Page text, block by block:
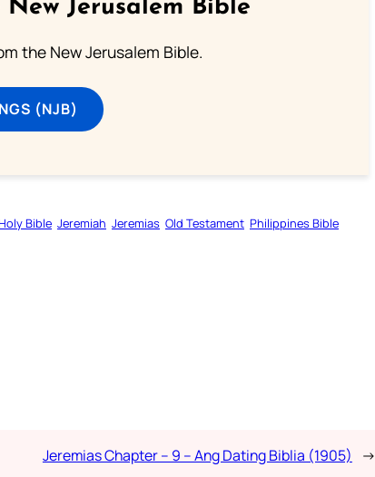
Jerusalem Bible
the New Jerusalem Bible.
(NJB)
Bible Jeremiah Jeremias Old Testament Philippines Bible
Jeremias Chapter – 9 – Ang Dating Biblia (1905) →